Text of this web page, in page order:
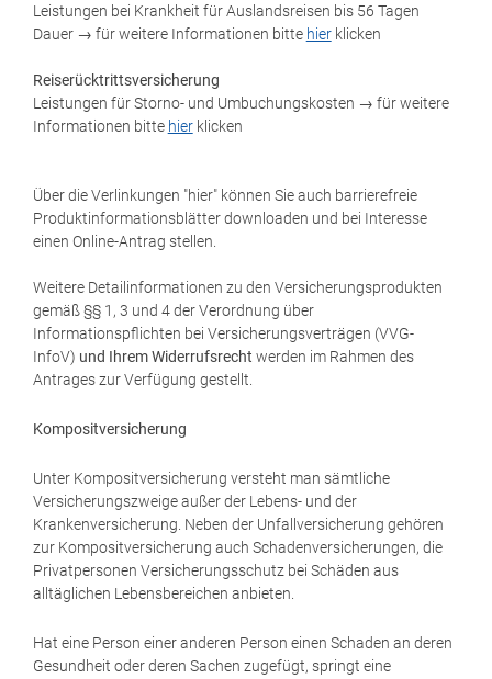
Leistungen bei Krankheit für Auslandsreisen bis 56 Tagen
Dauer → für weitere Informationen bitte hierklicken
Reiserücktrittsversicherung
Leistungen für Storno- und Umbuchungskosten → für weitere
Informationen bitte hierklicken
Über die Verlinkungen "hier" können Sie auch barrierefreie
Produktinformationsblätter downloaden und bei Interesse
einen Online-Antrag stellen.
Weitere Detailinformationen zu den Versicherungsprodukten
gemäß §§ 1, 3 und 4 der Verordnung über
Informationspflichten bei Versicherungsverträgen (VVG-
InfoV) und Ihrem Widerrufsrecht werden im Rahmen des
Antrages zur Verfügung gestellt.
Kompositversicherung
Unter Kompositversicherung versteht man sämtliche
Versicherungszweige außer der Lebens- und der
Krankenversicherung. Neben der Unfallversicherung gehören
zur Kompositversicherung auch Schadenversicherungen, die
Privatpersonen Versicherungsschutz bei Schäden aus
alltäglichen Lebensbereichen anbieten.
Hat eine Person einer anderen Person einen Schaden an deren
Gesundheit oder deren Sachen zugefügt, springt eine